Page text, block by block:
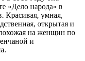
«Дело народа» в
Красивая, умная,
открытая и
на женщин по
и